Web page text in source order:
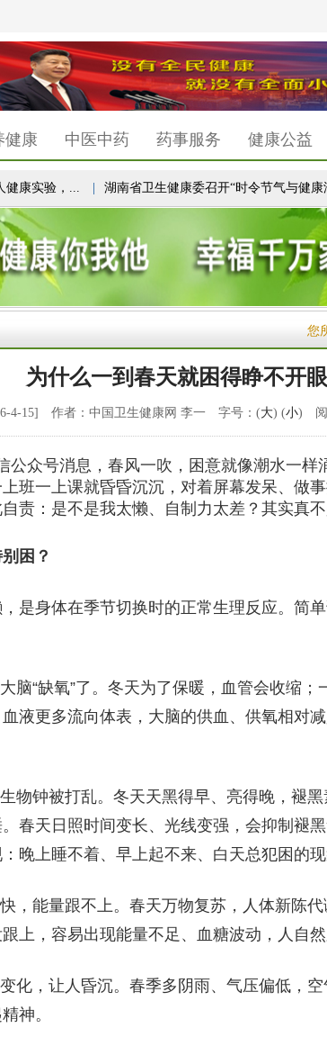
健康 中医中药 药事服务 健康公益
实验，... | 湖南省卫生健康委召开“时令节气与健康湖南
您
为什么一到春天就困得睁不开
4-15] 作者：中国卫生健康网 李一 字号：(大) (小) 阅
公众号消息，春风一吹，困意就像潮水一样
班一上课就昏昏沉沉，对着屏幕发呆、做
责：是不是我太懒、自制力太差？其实真不
困？
是身体在季节切换时的正常生理反应。简
脑“缺氧”了。冬天为了保暖，血管会收缩
液更多流向体表，大脑的供血、供氧相对
物钟被打乱。冬天天黑得早、亮得晚，褪
春天日照时间变长、光线变强，会抑制褪
晚上睡不着、早上起不来、白天总犯困的现
，能量跟不上。春天万物复苏，人体新陈代
上，容易出现能量不足、血糖波动，人自然
化，让人昏沉。春季多阴雨、气压偏低，
神。